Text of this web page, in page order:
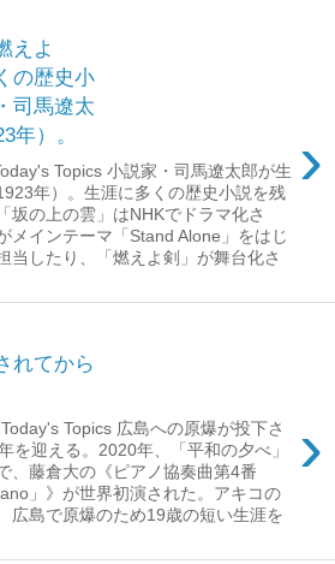
えよ
の歴史小
司馬遼太
年）。
›
Topics 小説家・司馬遼太郎が生
年）。生涯に多くの歴史小説を残
坂の上の雲」はNHKでドラマ化さ
メインテーマ「Stand Alone」をはじ
当したり、「燃えよ剣」が舞台化さ
れてから
›
Topics 広島への原爆が投下さ
を迎える。2020年、「平和の夕べ」
、藤倉大の《ピアノ協奏曲第4番
」》が世界初演された。アキコの
広島で原爆のため19歳の短い生涯を